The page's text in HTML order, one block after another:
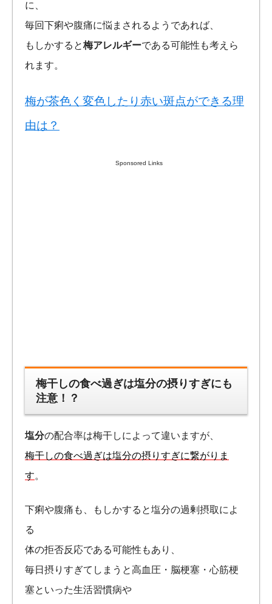
に、
毎回下痢や腹痛に悩まされるようであれば、
もしかすると梅アレルギーである可能性も考えら
れます。
梅が茶色く変色したり赤い斑点ができる理
由は？
Sponsored Links
梅干しの食べ過ぎは塩分の摂りすぎにも
注意！？
塩分の配合率は梅干しによって違いますが、
梅干しの食べ過ぎは塩分の摂りすぎに繋がりま
す。
下痢や腹痛も、もしかすると塩分の過剰摂取によ
る
体の拒否反応である可能性もあり、
毎日摂りすぎてしまうと高血圧・脳梗塞・心筋梗
塞といった生活習慣病や